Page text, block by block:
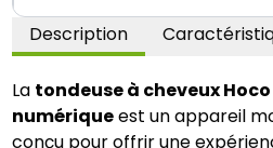
Description
La tondeuse à cheveux Hoco
numériqueest un appareil
conçu pour offrir une